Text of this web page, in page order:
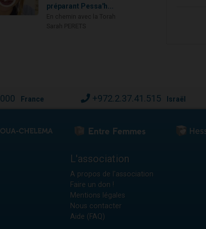
préparant Pessa'h...
France +972.2.37.41.515 Israël
L'association
A propos de l'association
Faire un don !
Mentions légales
Nous contacter
Aide (FAQ)